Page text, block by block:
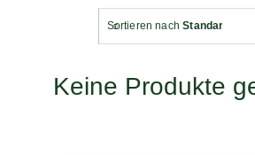
Sortieren nach
Keine Produkte